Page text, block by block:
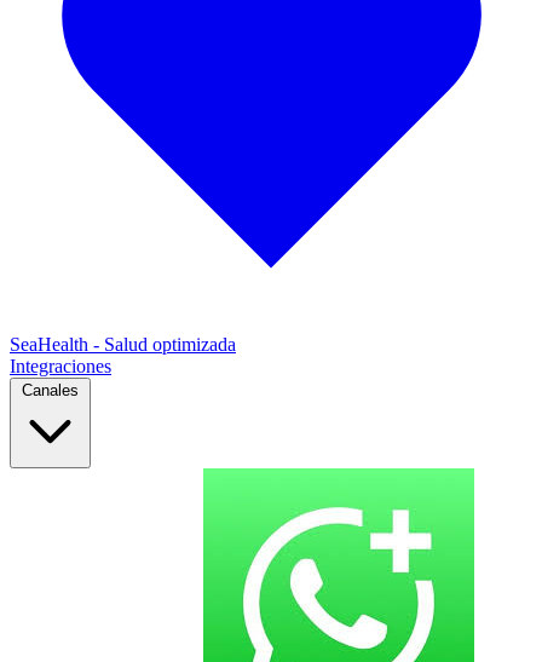
SeaHealth - Salud optimizada
Integraciones
Canales